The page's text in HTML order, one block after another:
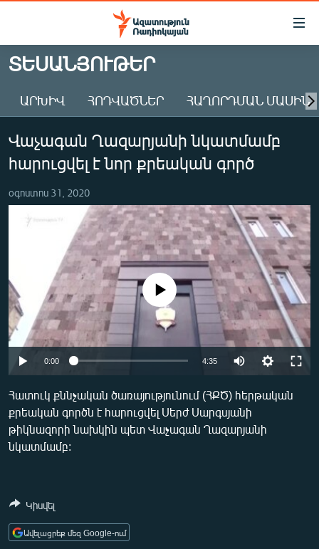
Մատչելիության
Անցնել
հիմնական
Անցնել
հիմնական
մենյուին
Որոնում
ԱԶԱՏՈՒԹՅՈՒՆ TV
ՀԱՅԱՍՏԱՆ
ԸՆՏՐՈՒԹՅՈՒՆՆԵՐ 2026
ԻՐԱՎՈՒՆՔ
ՀԱՍԱՐԱԿՈՒԹՅՈՒՆ
ՏՆՏԵՍՈՒԹՅՈՒՆ
ՂԱՐԱԲԱՂ
ՊԱՏԵՐԱԶՄԻ 6 ՇԱԲԱԹՆԵՐԸ
ՏԱՐԱԾԱՇՐՋԱՆ
ՄԻՋԱԶԳԱՅԻՆ
ՄՇԱԿՈՒՅԹ
ՄԵԿՆԱԲԱՆՈՒԹՅՈՒՆ
ՏՏ ԵՒ ԻՆՏԵՐՆԵՏ
ՏԵՍԱՆՅՈՒԹԵՐ
ԲԱՆԱՎԵՃ
ՏԵՍԱՆՅՈՒԹԵՐ
ԱՐԽԻՎ ՀՈԴՎԱԾՆԵՐ ՀԱՂՈՐԴՄԱՆ ՄԱՍԻՆ
Վաչագան Ղազարյանի նկատմամբ
հարուցվել է նոր քրեական գործ
օգոստոս 31, 2020
Auto
No media source currently available
0:00 4:35
360p
480p
Հատուկ քննչական ծառայությունում (ՀՔԾ) հերթական
քրեական գործն է հարուցվել Սերժ Սարգսյանի
թիկնազորի նախկին պետ Վաչագան Ղազարյանի
նկատմամբ:
Կիսվել
Ավելացրեք մեզ Google-ում